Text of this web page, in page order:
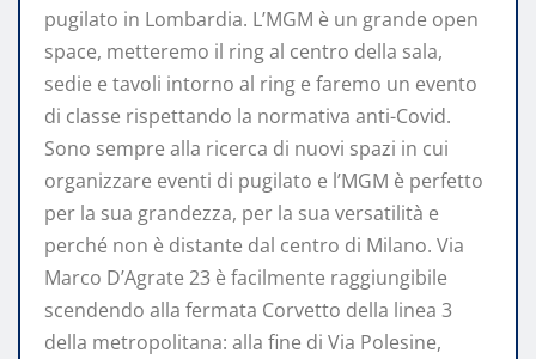
pugilato in Lombardia. L’MGM è un grande open
space, metteremo il ring al centro della sala,
sedie e tavoli intorno al ring e faremo un evento
di classe rispettando la normativa anti-Covid.
Sono sempre alla ricerca di nuovi spazi in cui
organizzare eventi di pugilato e l’MGM è perfetto
per la sua grandezza, per la sua versatilità e
perché non è distante dal centro di Milano. Via
Marco D’Agrate 23 è facilmente raggiungibile
scendendo alla fermata Corvetto della linea 3
della metropolitana: alla fine di Via Polesine,